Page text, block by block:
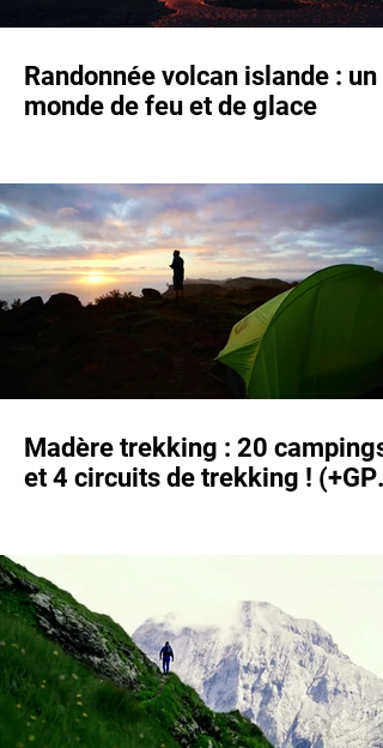
Randonnée volcan islande : un
monde de feu et de glace
Madère trekking : 20 campings
et 4 circuits de trekking ! (+GPX